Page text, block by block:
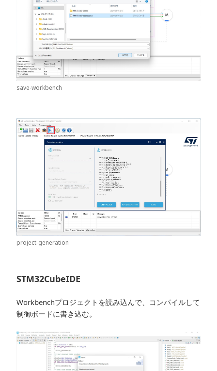
save-workbench
project-generation
STM32CubeIDE
Workbenchプロジェクトを読み込んで、コンパイルして
制御ボードに書き込む。